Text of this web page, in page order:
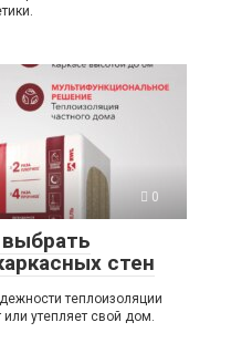
0
стен
теплоизоляции
или утепляет свой дом.